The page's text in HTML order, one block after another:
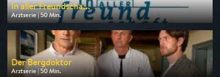
In aller Freundscha...
Arztserie | 50 Min.
Ausgestrahlt von ARD
am 06.08.2026, 15:10
Der Bergdoktor
Arztserie | 50 Min.